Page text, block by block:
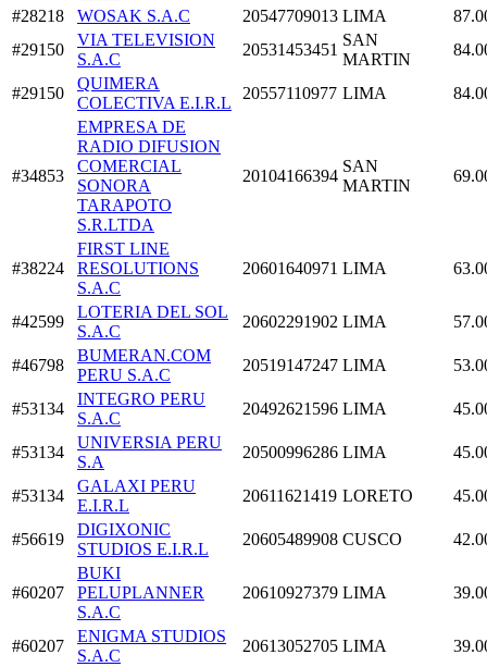
#28218
WOSAK S.A.C 20547709013 LIMA
#29150
VIA TELEVISION
S.A.C
20531453451
SAN
MARTIN
#29150
QUIMERA
COLECTIVA E.I.R.L
20557110977 LIMA
#34853
EMPRESA DE
RADIO DIFUSION
COMERCIAL
SONORA
TARAPOTO
S.R.LTDA
20104166394
SAN
MARTIN
#38224
FIRST LINE
RESOLUTIONS
S.A.C
20601640971 LIMA
#42599
LOTERIA DEL SOL
S.A.C
20602291902 LIMA
#46798
BUMERAN.COM
PERU S.A.C
20519147247 LIMA
#53134
INTEGRO PERU
S.A.C
20492621596 LIMA
#53134
UNIVERSIA PERU
S.A
20500996286 LIMA
#53134
GALAXI PERU
E.I.R.L
20611621419 LORETO
#56619
DIGIXONIC
STUDIOS E.I.R.L
20605489908 CUSCO
#60207
BUKI
PELUPLANNER
S.A.C
20610927379 LIMA
#60207
ENIGMA STUDIOS
S.A.C
20613052705 LIMA